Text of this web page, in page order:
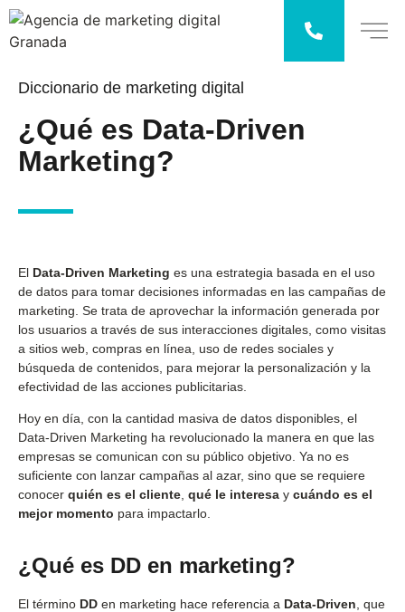
Diccionario de marketing digital
¿Qué es Data-Driven
Marketing?
El Data-Driven Marketing es una estrategia basada en el uso
de datos para tomar decisiones informadas en las campañas de
marketing. Se trata de aprovechar la información generada por
los usuarios a través de sus interacciones digitales, como visitas
a sitios web, compras en línea, uso de redes sociales y
búsqueda de contenidos, para mejorar la personalización y la
efectividad de las acciones publicitarias.
Hoy en día, con la cantidad masiva de datos disponibles, el
Data-Driven Marketing ha revolucionado la manera en que las
empresas se comunican con su público objetivo. Ya no es
suficiente con lanzar campañas al azar, sino que se requiere
conocer quién es el cliente, qué le interesa y cuándo es el
mejor momento para impactarlo.
¿Qué es DD en marketing?
El término DD en marketing hace referencia a Data-Driven , que